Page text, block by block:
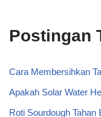
Postingan
Cara Membersihkan
Apakah Solar Water
Roti Sourdough Tahan